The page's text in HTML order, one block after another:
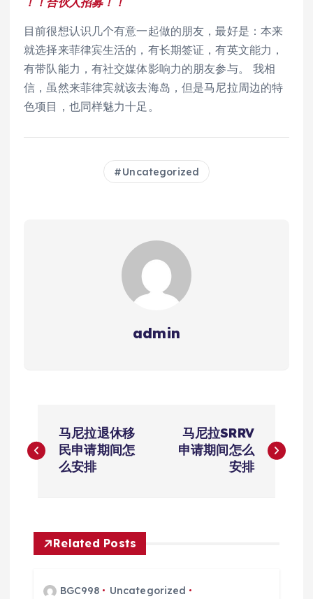
目前很想认识几个有意一起做的朋友，最好是：本来
就选择来菲律宾生活的，有长期签证，有英文能力，
有带队能力，有社交媒体影响力的朋友参与。 我相
信，虽然来菲律宾就该去海岛，但是马尼拉周边的特
色项目，也同样魅力十足。
Uncategorized
admin
章
航
马尼拉退休移
民申请期间怎
么安排
马尼拉SRRV
申请期间怎么
安排
Related Posts
BGC998
Uncategorized